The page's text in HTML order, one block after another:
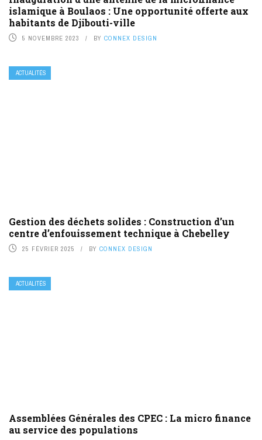
islamique à Boulaos : Une opportunité offerte aux
habitants de Djibouti-ville
5 NOVEMBRE 2023 BY CONNEX DESIGN
ACTUALITÉS
Gestion des déchets solides : Construction d’un
centre d’enfouissement technique à Chebelley
25 FÉVRIER 2025 BY CONNEX DESIGN
ACTUALITÉS
Assemblées Générales des CPEC : La micro finance
au service des populations